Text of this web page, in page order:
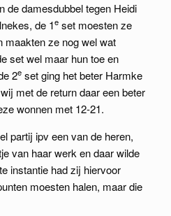
de damesdubbel tegen Heidi
de 1e set moesten ze
maakten ze nog wel wat
set wel maar hun toe en
2e set ging het beter Harmke
met de return daar een beter
wonnen met 12-21.
partij ipv een van de heren,
van haar werk en daar wilde
instantie had zij hiervoor
moesten halen, maar die